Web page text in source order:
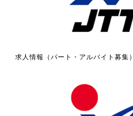
求人情報（パート・アルバイト募集）